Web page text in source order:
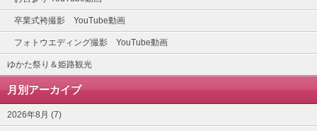
卒業式袴撮影 YouTube動画
フォトウエディング撮影 YouTube動画
ゆかた祭り＆姫路観光
月別アーカイブ
2026年8月 (7)